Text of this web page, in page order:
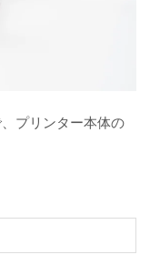
プリンター本体の